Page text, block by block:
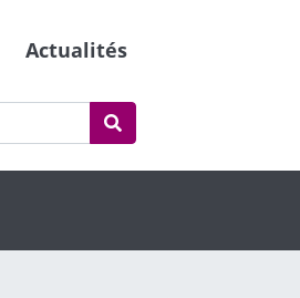
Actualités